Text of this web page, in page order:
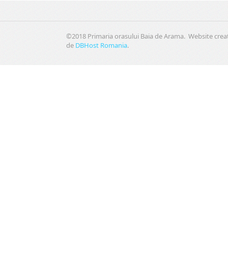
©2018 Primaria orasului Baia de Arama. Website
de DBHost Romania.